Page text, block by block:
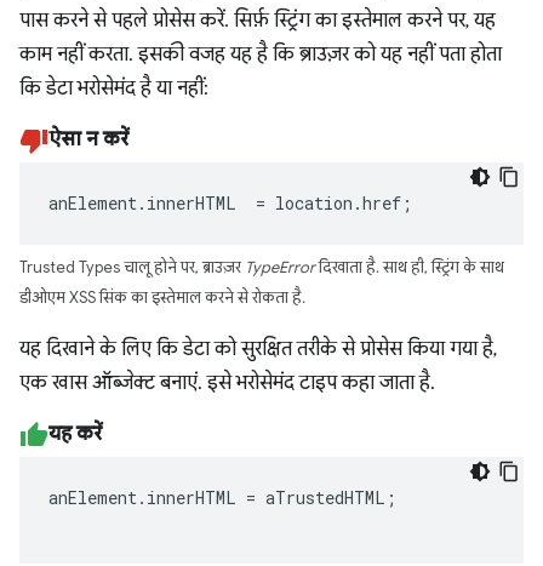
पास करने से पहले प्रोसेस करें. सिर्फ़ स्ट्रिंग का इस्तेमाल करने पर, यह
काम नहीं करता. इसकी वजह यह है कि ब्राउज़र को यह नहीं पता होता
कि डेटा भरोसेमंद है या नहीं:
ऐसा न करें
anElement. innerHTML = location .href ;
Trusted Types चालू होने पर, ब्राउज़र TypeErrorदिखाता है. साथ ही, स्ट्रिंग के साथ
डीओएम XSS सिंक का इस्तेमाल करने से रोकता है.
यह दिखाने के लिए कि डेटा को सुरक्षित तरीके से प्रोसेस किया गया है,
एक खास ऑब्जेक्ट बनाएं. इसे भरोसेमंद टाइप कहा जाता है.
यह करें
anElement. innerHTML = aTrustedHTML ;